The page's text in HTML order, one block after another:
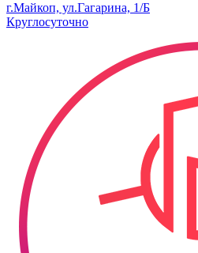
г.Майкоп, ул.Гагарина, 1/Б
Круглосуточно